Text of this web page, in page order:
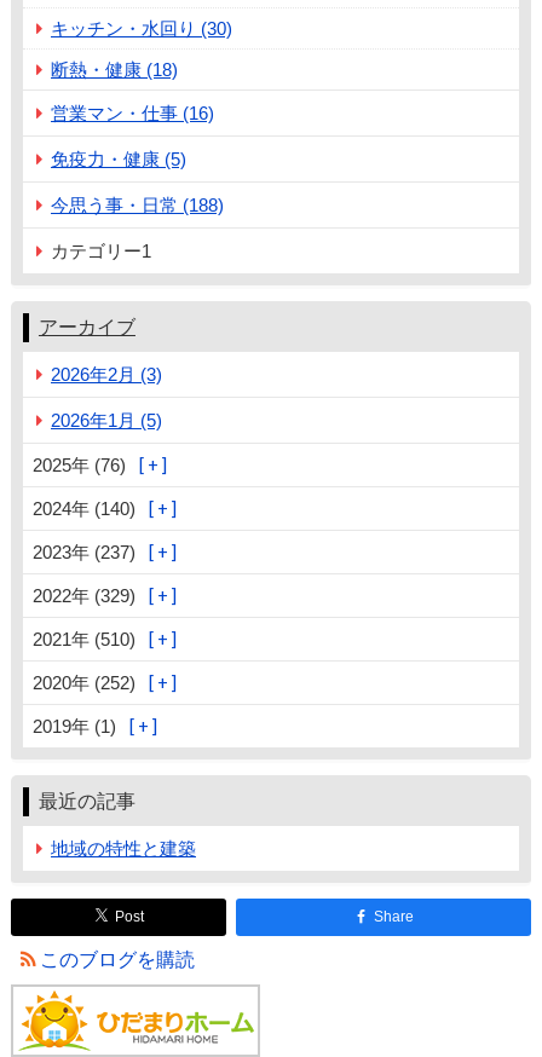
キッチン・水回り (30)
断熱・健康 (18)
営業マン・仕事 (16)
免疫力・健康 (5)
今思う事・日常 (188)
カテゴリー1
アーカイブ
2026年2月 (3)
2026年1月 (5)
2025年 (76)
2024年 (140)
2023年 (237)
2022年 (329)
2021年 (510)
2020年 (252)
2019年 (1)
最近の記事
地域の特性と建築
Post Share
このブログを購読